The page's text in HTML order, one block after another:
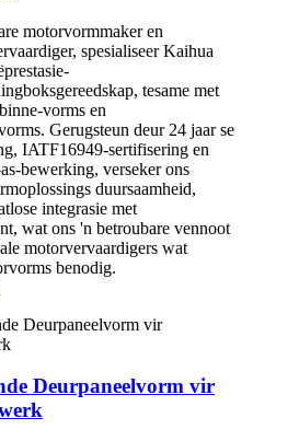
motorvormmaker en
spesialiseer Kaihua
tesame met
vorms en
Gerugsteun deur 24 jaar se
IATF16949-sertifisering en
bewerking, verseker ons
duursaamheid,
integrasie met
wat ons 'n betroubare vennoot
motorvervaardigers wat
benodig.
Deurpaneelvorm vir